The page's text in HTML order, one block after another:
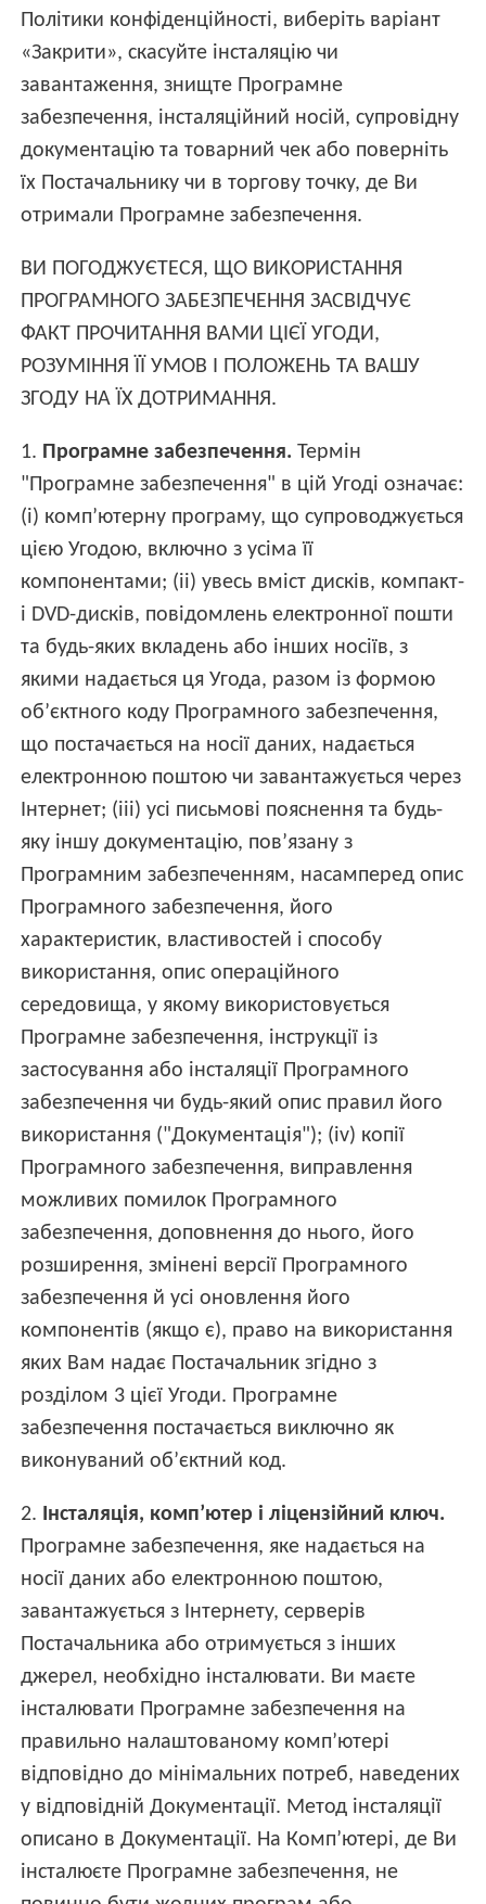
Політики конфіденційності, виберіть варіант
«Закрити», скасуйте інсталяцію чи
завантаження, знищте Програмне
забезпечення, інсталяційний носій, супровідну
документацію та товарний чек або поверніть
їх Постачальнику чи в торгову точку, де Ви
отримали Програмне забезпечення.
ВИ ПОГОДЖУЄТЕСЯ, ЩО ВИКОРИСТАННЯ
ПРОГРАМНОГО ЗАБЕЗПЕЧЕННЯ ЗАСВІДЧУЄ
ФАКТ ПРОЧИТАННЯ ВАМИ ЦІЄЇ УГОДИ,
РОЗУМІННЯ ЇЇ УМОВ І ПОЛОЖЕНЬ ТА ВАШУ
ЗГОДУ НА ЇХ ДОТРИМАННЯ.
1. Програмне забезпечення. Термін
"Програмне забезпечення" в цій Угоді означає:
(i) комп’ютерну програму, що супроводжується
цією Угодою, включно з усіма її
компонентами; (ii) увесь вміст дисків, компакт-
і DVD-дисків, повідомлень електронної пошти
та будь-яких вкладень або інших носіїв, з
якими надається ця Угода, разом із формою
об’єктного коду Програмного забезпечення,
що постачається на носії даних, надається
електронною поштою чи завантажується через
Інтернет; (iii) усі письмові пояснення та будь-
яку іншу документацію, пов’язану з
Програмним забезпеченням, насамперед опис
Програмного забезпечення, його
характеристик, властивостей і способу
використання, опис операційного
середовища, у якому використовується
Програмне забезпечення, інструкції із
застосування або інсталяції Програмного
забезпечення чи будь-який опис правил його
використання ("Документація"); (iv) копії
Програмного забезпечення, виправлення
можливих помилок Програмного
забезпечення, доповнення до нього, його
розширення, змінені версії Програмного
забезпечення й усі оновлення його
компонентів (якщо є), право на використання
яких Вам надає Постачальник згідно з
розділом 3 цієї Угоди. Програмне
забезпечення постачається виключно як
виконуваний об’єктний код.
2. Інсталяція, комп’ютер і ліцензійний ключ.
Програмне забезпечення, яке надається на
носії даних або електронною поштою,
завантажується з Інтернету, серверів
Постачальника або отримується з інших
джерел, необхідно інсталювати. Ви маєте
інсталювати Програмне забезпечення на
правильно налаштованому комп’ютері
відповідно до мінімальних потреб, наведених
у відповідній Документації. Метод інсталяції
описано в Документації. На Комп’ютері, де Ви
інсталюєте Програмне забезпечення, не